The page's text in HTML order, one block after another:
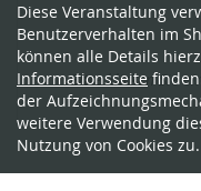
Ausgewählte
SitzeBitte klicken Sie
Produkte
Diese Veranstaltung
Benutzerverhalten im
können alle Details
Informationsseite
der
weitere Verwendung
Nutzung von Cookies zu.